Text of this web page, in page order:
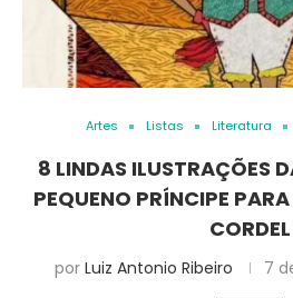
Artes Listas Literatura
8 LINDAS ILUSTRAÇÕES
PEQUENO PRÍNCIPE
CORDEL
por Luiz Antonio Ribeiro 7